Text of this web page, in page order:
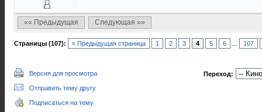
«« Предыдущая Следующая »»
Страницы (107): « Предыдущая страница 1 2 3 4 5 6 107
Версия для просмотра
Отправить тему другу
Подписаться на тему
Переход: